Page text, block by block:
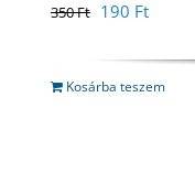
350Ft Original
was:
350 Ft.
190 FtCurrent
is:
190 Ft.
Kosárba teszem